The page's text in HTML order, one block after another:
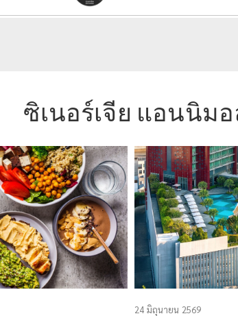
ซิเนอร์เจีย แอนนิม
24 มิถุนายน 2569